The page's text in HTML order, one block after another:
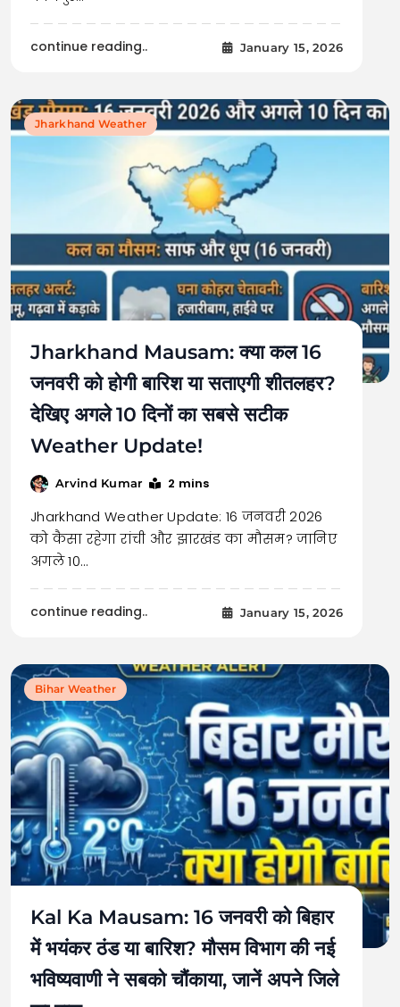
continue reading.. January 15, 2026
Jharkhand Weather
Jharkhand Mausam: क्या कल 16
जनवरी को होगी बारिश या सताएगी शीतलहर?
देखिए अगले 10 दिनों का सबसे सटीक
Weather Update!
Arvind Kumar 2 mins
Jharkhand Weather Update: 16 जनवरी 2026
को कैसा रहेगा रांची और झारखंड का मौसम? जानिए
अगले 10…
continue reading.. January 15, 2026
Bihar Weather
Kal Ka Mausam: 16 जनवरी को बिहार
में भयंकर ठंड या बारिश? मौसम विभाग की नई
भविष्यवाणी ने सबको चौंकाया, जानें अपने जिले